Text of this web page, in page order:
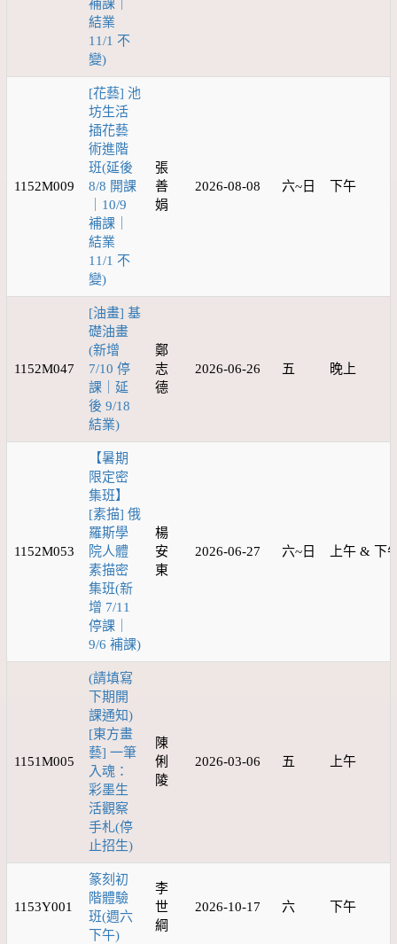
補課｜
結業
11/1 不
變)
1152M009
[花藝] 池
坊生活
插花藝
術進階
班(延後
8/8 開課
｜10/9
補課｜
結業
11/1 不
變)
張
善
娟
2026-08-08 六~日 下午
1152M047
[油畫] 基
礎油畫
(新增
7/10 停
課｜延
後 9/18
結業)
鄭
志
德
2026-06-26 五 晚上
1152M053
【暑期
限定密
集班】
[素描] 俄
羅斯學
院人體
素描密
集班(新
增 7/11
停課｜
9/6 補課)
楊
安
東
2026-06-27 六~日 上午 & 下
1151M005
(請填寫
下期開
課通知)
[東方畫
藝] 一筆
入魂：
彩墨生
活觀察
手札(停
止招生)
陳
俐
陵
2026-03-06 五 上午
1153Y001
篆刻初
階體驗
班(週六
下午)
李
世
綱
2026-10-17 六 下午